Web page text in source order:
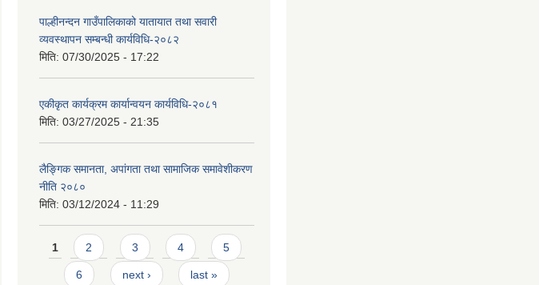
पाल्हीनन्दन गाउँपालिकाको यातायात तथा सवारी
व्यवस्थापन सम्बन्धी कार्यविधि-२०८२
मिति: 07/30/2025 - 17:22
एकीकृत कार्यक्रम कार्यान्वयन कार्यविधि-२०८१
मिति: 03/27/2025 - 21:35
लैङ्गिक समानता, अपांगता तथा सामाजिक समावेशीकरण
नीति २०८०
मिति: 03/12/2024 - 11:29
Pages
1 2 3 4 5
6 next › last »